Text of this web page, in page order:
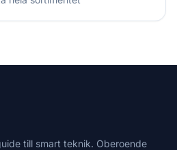
till smart teknik. Oberoende